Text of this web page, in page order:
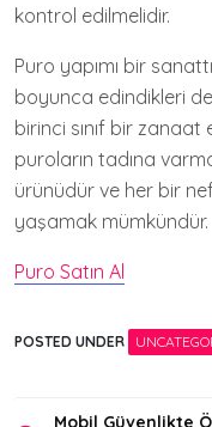
kontrol edilmelidir.
Puro yapımı bir
boyunca edindikleri
birinci sınıf bir zanaat
puroların tadına
ürünüdür ve her bir
yaşamak mümkündür.
Puro Satın Al
POSTED UNDER
Mobil Güvenlikte